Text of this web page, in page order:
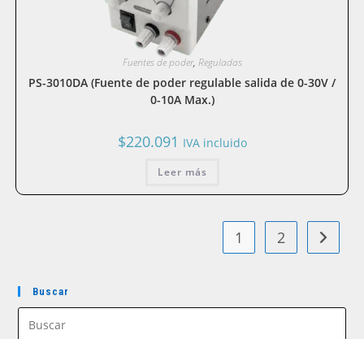
Fuentes de poder, Reguladas
PS-3010DA (Fuente de poder regulable salida de 0-30V /
0-10A Max.)
$220.091 IVA incluido
Leer más
1 2
Buscar